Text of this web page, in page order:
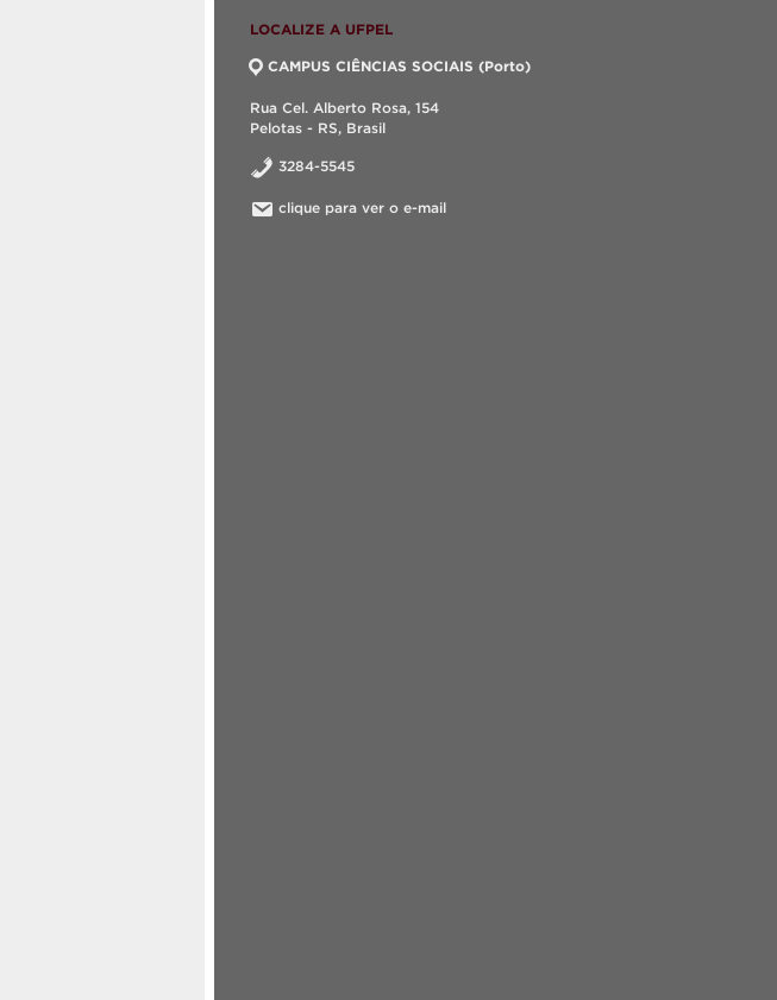
LOCALIZE A UFPEL
CAMPUS CIÊNCIAS SOCIAIS (Porto)
Rua Cel. Alberto Rosa, 154
Pelotas - RS, Brasil
3284-5545
clique para ver o e-mail